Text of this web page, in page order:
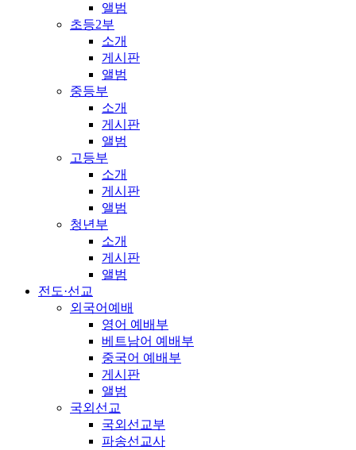
앨범
초등2부
소개
게시판
앨범
중등부
소개
게시판
앨범
고등부
소개
게시판
앨범
청년부
소개
게시판
앨범
전도·선교
외국어예배
영어 예배부
베트남어 예배부
중국어 예배부
게시판
앨범
국외선교
국외선교부
파송선교사